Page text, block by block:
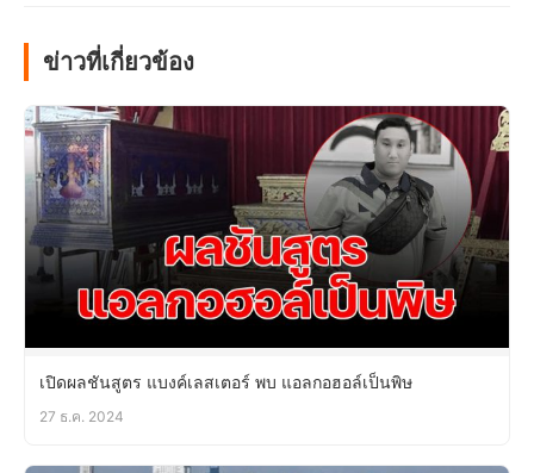
ข่าวที่เกี่ยวข้อง
เปิดผลชันสูตร แบงค์เลสเตอร์ พบ แอลกอฮอล์เป็นพิษ
27 ธ.ค. 2024